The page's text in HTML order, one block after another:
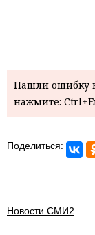
Нашли ошибку
нажмите:
Поделиться:
Новости СМИ2